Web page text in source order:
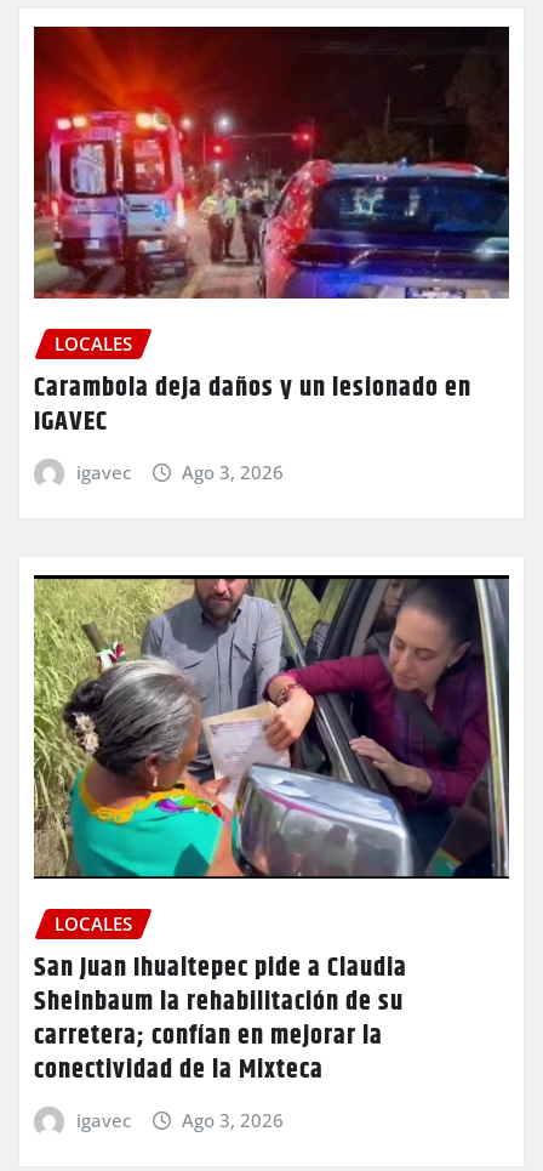
LOCALES
Carambola deja daños y un lesionado en
IGAVEC
igavec Ago 3, 2026
LOCALES
San Juan Ihualtepec pide a Claudia
Sheinbaum la rehabilitación de su
carretera; confían en mejorar la
conectividad de la Mixteca
igavec Ago 3, 2026